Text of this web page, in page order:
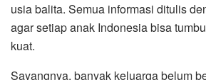
usia balita. Semua informasi ditulis
agar setiap anak Indonesia bisa
kuat.
Sayangnya, banyak keluarga belum